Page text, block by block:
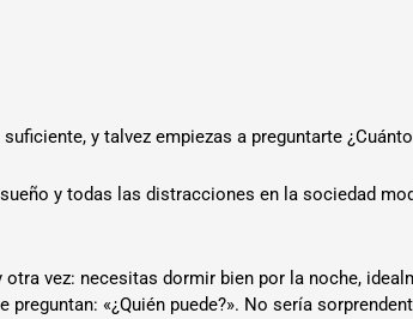
y talvez empiezas a preguntarte
y todas las distracciones en la sociedad
vez: necesitas dormir bien por la noche,
«¿Quién puede?». No sería